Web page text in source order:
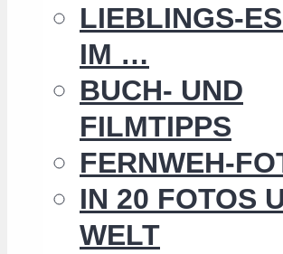
LIEBLINGS-
IM …
BUCH- UND
FILMTIPPS
FERNWEH-
IN 20 FOTOS
WELT